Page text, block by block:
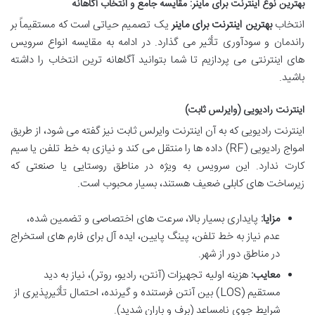
بهترین نوع اینترنت برای ماینر: مقایسه جامع و انتخاب آگاهانه
انتخاببهترین اینترنت برای ماینر یک تصمیم حیاتی است که مستقیماً بر
راندمان و سودآوری تأثیر می گذارد. در ادامه به مقایسه انواع سرویس
های اینترنتی می پردازیم تا شما بتوانید آگاهانه ترین انتخاب را داشته
باشید.
اینترنت رادیویی (وایرلس ثابت)
اینترنت رادیویی که به آن اینترنت وایرلس ثابت نیز گفته می شود، از طریق
امواج رادیویی (RF) داده ها را منتقل می کند و نیازی به خط تلفن یا سیم
کارت ندارد. این سرویس به ویژه در مناطق روستایی یا صنعتی که
زیرساخت های کابلی ضعیف هستند، بسیار محبوب است.
مزایا: پایداری بسیار بالا، سرعت های اختصاصی و تضمین شده،
عدم نیاز به خط تلفن، پینگ پایین، ایده آل برای فارم های استخراج
در مناطق دور از شهر.
معایب: هزینه اولیه تجهیزات (آنتن، رادیو، روتر)، نیاز به دید
مستقیم (LOS) بین آنتن فرستنده و گیرنده، احتمال تأثیرپذیری از
شرایط جوی نامساعد (برف و باران شدید).